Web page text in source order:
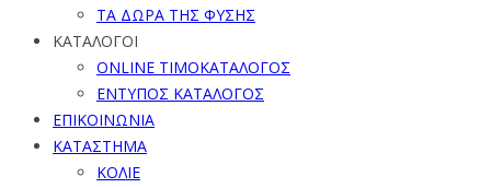
ΤΑ ΔΩΡΑ ΤΗΣ ΦΥΣΗΣ
ΚΑΤΑΛΟΓΟΙ
ONLINE ΤΙΜΟΚΑΤΑΛΟΓΟΣ
ΕΝΤΥΠΟΣ ΚΑΤΑΛΟΓΟΣ
ΕΠΙΚΟΙΝΩΝΙΑ
ΚΑΤΑΣΤΗΜΑ
ΚΟΛΙΕ